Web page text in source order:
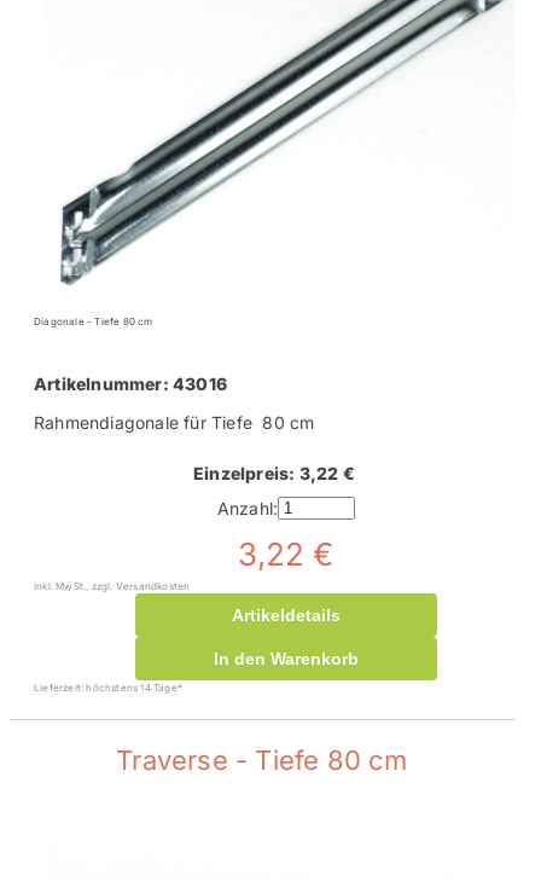
Diagonale - Tiefe 80 cm
Artikelnummer: 43016
Rahmendiagonale für Tiefe 80 cm
Einzelpreis: 3,22 €
Anzahl:
3,22 €
inkl. MwSt., zzgl. Versandkosten
Artikeldetails
In den Warenkorb
Lieferzeit: höchstens 14 Tage*
Traverse - Tiefe 80 cm